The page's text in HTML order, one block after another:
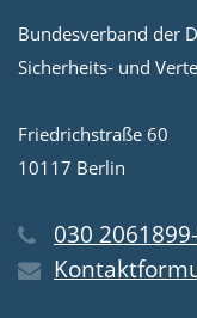
Bundesverband der
Sicherheits- und
Friedrichstraße 60
10117 Berlin
030